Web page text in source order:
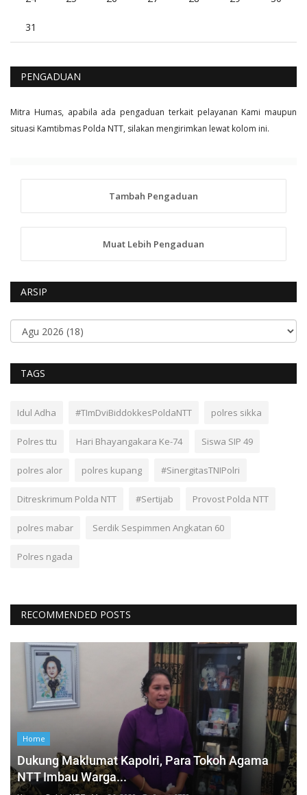
31
PENGADUAN
Mitra Humas, apabila ada pengaduan terkait pelayanan Kami maupun
situasi Kamtibmas Polda NTT, silakan mengirimkan lewat kolom ini.
Tambah Pengaduan
Muat Lebih Pengaduan
ARSIP
TAGS
Idul Adha #TImDviBiddokkesPoldaNTT polres sikka
Polres ttu Hari Bhayangakara Ke-74 Siswa SIP 49
polres alor polres kupang #SinergitasTNIPolri
Ditreskrimum Polda NTT #Sertijab Provost Polda NTT
polres mabar Serdik Sespimmen Angkatan 60
Polres ngada
RECOMMENDED POSTS
Home
Dukung Maklumat Kapolri, Para Tokoh Agama
NTT Imbau Warga...